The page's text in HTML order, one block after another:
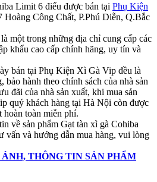
Limit 6 điếu được bán tại Phụ Kiện
Hoàng Công Chất, P.Phú Diễn, Q.Bắc
một trong những địa chỉ cung cấp các
khẩu cao cấp chính hãng, uy tín và
bán tại Phụ Kiện Xì Gà Vip đều là
bảo hành theo chính sách của nhà sản
đãi của nhà sản xuất, khi mua sản
quý khách hàng tại Hà Nội còn được
hoàn toàn miễn phí.
về sản phẩm Gạt tàn xì gà Cohiba
vấn và hướng dẫn mua hàng, vui lòng
THÔNG TIN SẢN PHẨM